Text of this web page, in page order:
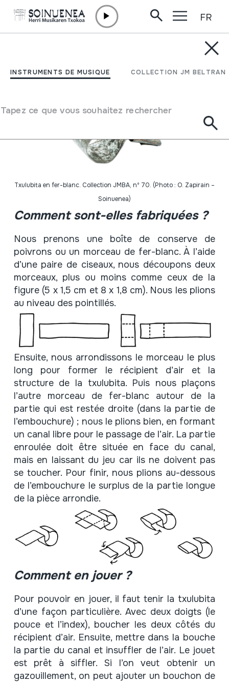
INSTRUMENTS DE MUSIQUE COLLECTION JM BELTRAN
Tapez ce que vous souhaitez rechercher
FR
ATELIER: TXULUBITAS
Txulubita en fer-blanc. Collection JMBA, nº 70. (Photo : O. Zapirain –
Soinuenea)
Comment sont-elles fabriquées ?
Nous prenons une boîte de conserve de
poivrons ou un morceau de fer-blanc. À l’aide
d’une paire de ciseaux, nous découpons deux
morceaux, plus ou moins comme ceux de la
figure (5 x 1,5 cm et 8 x 1,8 cm). Nous les plions
au niveau des pointillés.
Ensuite, nous arrondissons le morceau le plus
long pour former le récipient d’air et la
structure de la txulubita. Puis nous plaçons
l’autre morceau de fer-blanc autour de la
partie qui est restée droite (dans la partie de
l’embouchure) ; nous le plions bien, en formant
un canal libre pour le passage de l’air. La partie
enroulée doit être située en face du canal,
mais en laissant du jeu car ils ne doivent pas
se toucher. Pour finir, nous plions au-dessous
de l’embouchure le surplus de la partie longue
de la pièce arrondie.
Comment en jouer ?
Pour pouvoir en jouer, il faut tenir la txulubita
d’une façon particulière. Avec deux doigts (le
pouce et l’index), boucher les deux côtés du
récipient d’air. Ensuite, mettre dans la bouche
la partie du canal et insuffler de l’air. Le jouet
est prêt à siffler. Si l’on veut obtenir un
gazouillement, on peut ajouter un bouchon de